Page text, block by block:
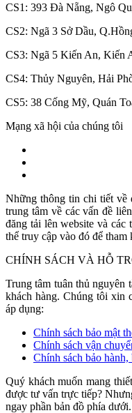
CS1: 393 Đà Nẵng, Ngô
CS2: Ngã 3 Sở Dầu,
CS3: Ngã 5 Kiến An, Kiến
CS4: Thủy Nguyên, Hải
CS5: 38 Cống Mỹ, Quán
Mạng xã hội của chúng tôi
Những thông tin chi tiết về
trung tâm về các vấn đề
đăng tải lên website và
thể truy cập vào đó để tham
CHÍNH SÁCH VÀ HỖ
Trung tâm tuân thủ nguyên
khách hàng. Chúng tôi xin
áp dụng:
Chính sách bảo mật
Chính sách vận
Chính sách bảo hành,
Quý khách muốn mang
được tư vấn trực tiếp?
ngay phần bản đồ phía dưới.